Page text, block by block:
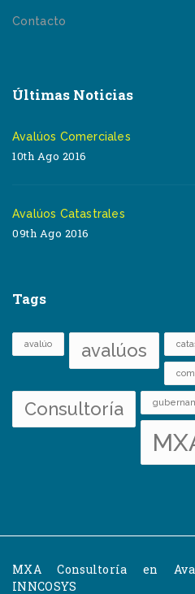
Contacto
Últimas Noticias
Avalúos Comerciales
10th Ago 2016
Avalúos Catastrales
09th Ago 2016
Tags
avalúo avalúos
Consultoría
MXA Consultoría en
INNCOSYS